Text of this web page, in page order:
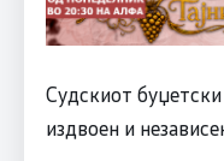
Судскиот
издвоен и